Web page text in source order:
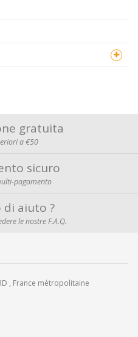
gratuita
a €50
sicuro
pagamento
di aiuto ?
le nostre F.A.Q.
, France métropolitaine